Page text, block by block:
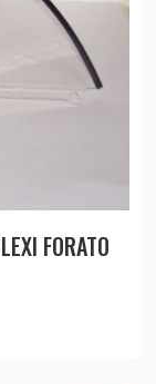
FORATO